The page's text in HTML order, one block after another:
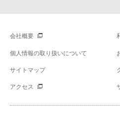
会社概要
個人情報の取り扱いについて
サイトマップ
アクセス